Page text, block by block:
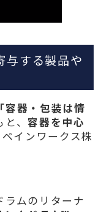
与する製品や
「容器・包装は情
と、容器を中心
インワークス株
ムのリターナ